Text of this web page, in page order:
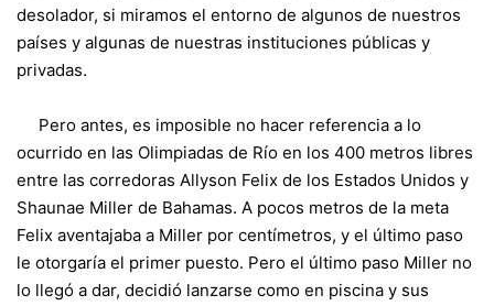
desolador, si miramos el entorno de algunos de nuestros
países y algunas de nuestras instituciones públicas y
privadas.
Pero antes, es imposible no hacer referencia a lo
ocurrido en las Olimpiadas de Río en los 400 metros libres
entre las corredoras Allyson Felix de los Estados Unidos y
Shaunae Miller de Bahamas. A pocos metros de la meta
Felix aventajaba a Miller por centímetros, y el último paso
le otorgaría el primer puesto. Pero el último paso Miller no
lo llegó a dar, decidió lanzarse como en piscina y sus